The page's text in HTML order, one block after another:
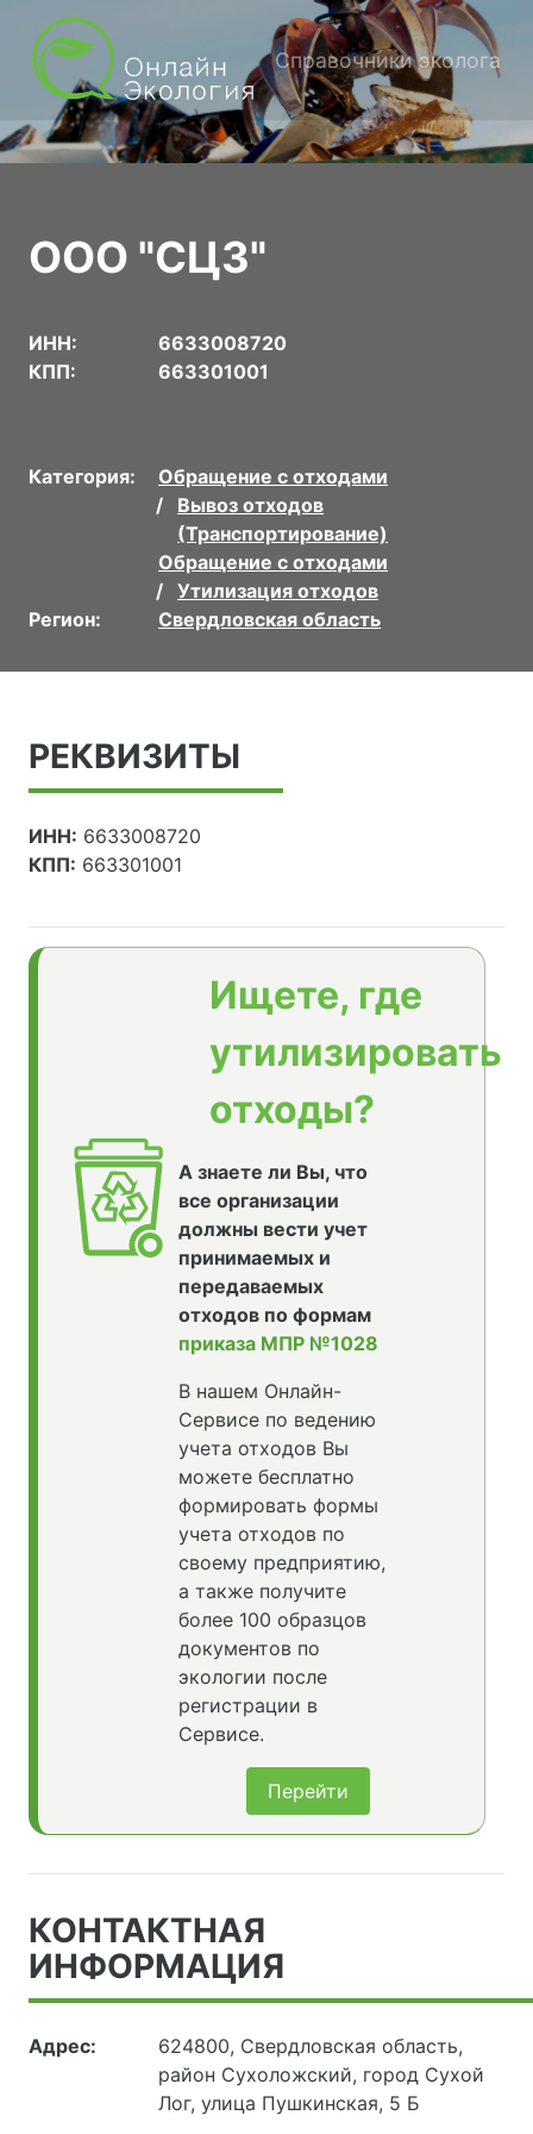
Справочники эколога
ООО "СЦЗ"
ИНН:
6633008720
КПП:
663301001
Категория:
Обращение с отходами
Вывоз отходов
(Транспортирование)
Обращение с отходами
Утилизация отходов
Регион:
Свердловская область
РЕКВИЗИТЫ
ИНН: 6633008720
КПП: 663301001
Ищете, где
утилизировать
отходы?
А знаете ли Вы, что
все организации
должны вести учет
принимаемых и
передаваемых
отходов по формам
приказа МПР №1028
В нашем Онлайн-
Сервисе по ведению
учета отходов Вы
можете бесплатно
формировать формы
учета отходов по
своему предприятию,
а также получите
более 100 образцов
документов по
экологии после
регистрации в
Сервисе.
Перейти
КОНТАКТНАЯ
ИНФОРМАЦИЯ
Адрес:
624800, Свердловская область,
район Сухоложский, город Сухой
Лог, улица Пушкинская, 5 Б